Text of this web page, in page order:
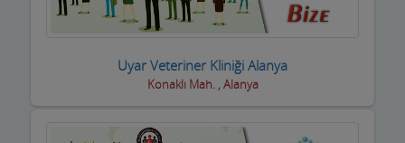
Organizasyon Hizmetleri
Uyar Veteriner Kliniği Alanya
Konaklı Mah. , Alanya